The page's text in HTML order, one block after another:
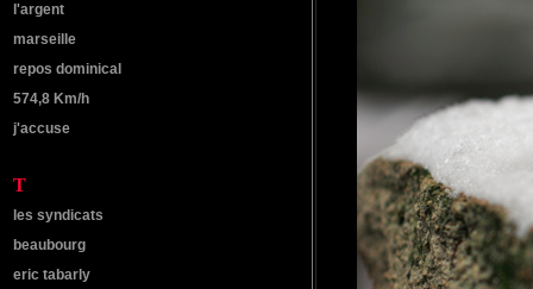
l'argent
marseille
repos dominical
574,8 Km/h
j'accuse
T
les syndicats
beaubourg
eric tabarly